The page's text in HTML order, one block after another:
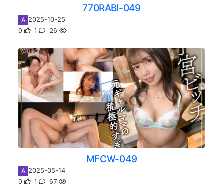
770RABI-049
A 2025-10-25
0 1 26
MFCW-049
A 2025-05-14
0 1 67